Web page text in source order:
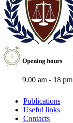
Opening hours
9.00 am - 18 pm
Publications
Useful links
Contacts